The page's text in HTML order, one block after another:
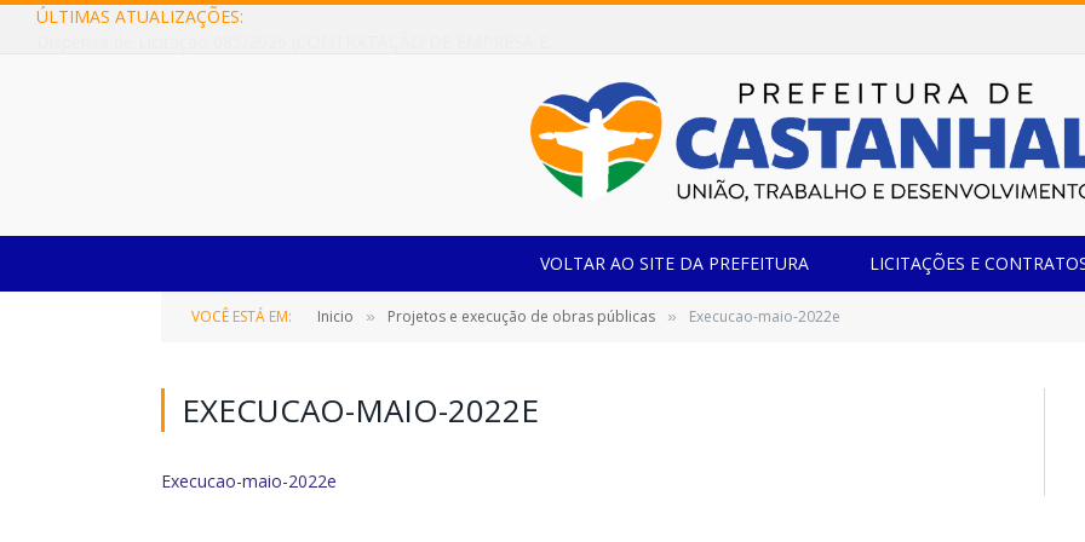
ÚLTIMAS ATUALIZAÇÕES:
VOLTAR AO SITE DA PREFEITURA LICITAÇÕES E
VOCÊ ESTÁ EM: Inicio » Projetos e execução de obras públicas » Execucao-maio-2022e
EXECUCAO-MAIO-2022E
Execucao-maio-2022e